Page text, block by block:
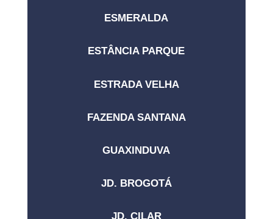
ESMERALDA
ESTÂNCIA PARQUE
ESTRADA VELHA
FAZENDA SANTANA
GUAXINDUVA
JD. BROGOTÁ
JD. CILAR